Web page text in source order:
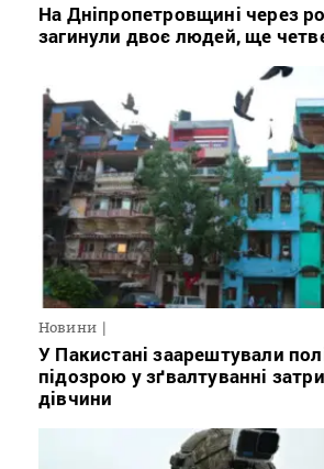
На Дніпропетровщині через
загинули двоє людей, ще
Новини
У Пакистані заарештували
підозрою у зґвалтуванні
дівчини